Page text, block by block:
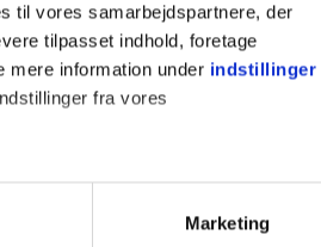
til vores samarbejdspartnere, der
tilpasset indhold, foretage
mere information under indstillinger
fra vores
for få meter
Marketing
/flerfoldsgraviditet
størrelse (CRL) uge 6-12